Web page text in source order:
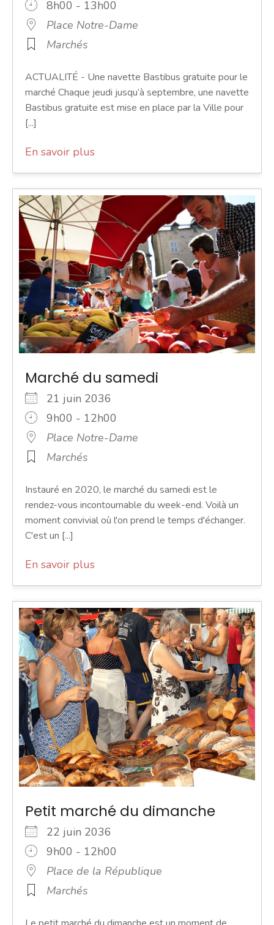
8h00 - 13h00
Place Notre-Dame
Marchés
ACTUALITÉ - Une navette Bastibus gratuite pour le
marché Chaque jeudi jusqu’à septembre, une navette
Bastibus gratuite est mise en place par la Ville pour
[...]
En savoir plus
Marché du samedi
21 juin 2036
9h00 - 12h00
Place Notre-Dame
Marchés
Instauré en 2020, le marché du samedi est le
rendez-vous incontournable du week-end. Voilà un
moment convivial où l'on prend le temps d'échanger.
C'est un [...]
En savoir plus
Petit marché du dimanche
22 juin 2036
9h00 - 12h00
Place de la République
Marchés